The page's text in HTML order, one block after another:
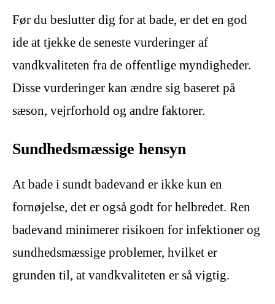
Før du beslutter dig for at bade, er det en god
ide at tjekke de seneste vurderinger af
vandkvaliteten fra de offentlige myndigheder.
Disse vurderinger kan ændre sig baseret på
sæson, vejrforhold og andre faktorer.
Sundhedsmæssige hensyn
At bade i sundt badevand er ikke kun en
fornøjelse, det er også godt for helbredet. Ren
badevand minimerer risikoen for infektioner og
sundhedsmæssige problemer, hvilket er
grunden til, at vandkvaliteten er så vigtig.